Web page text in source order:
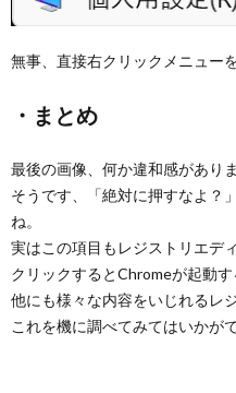
無事、直接右クリックメニュー
・まとめ
最後の画像、何か違和感があり
そうです、「絶対に押すなよ？
ね。
実はこの項目もレジストリエデ
クリックするとChromeが起動す
他にも様々な内容をいじれるレ
これを機に調べてみてはいかが